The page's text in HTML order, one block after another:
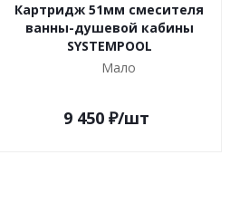
Картридж 51мм смесителя
ванны-душевой кабины
SYSTEMPOOL
Мало
9 450₽/шт